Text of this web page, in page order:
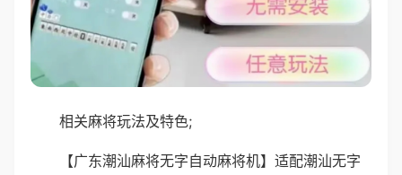
相关麻将玩法及特色;
【广东潮汕麻将无字自动麻将机】适配潮汕无字